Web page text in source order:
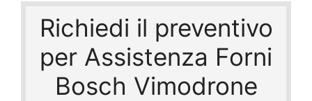
Richiedi il preventivo
per Assistenza Forni
Bosch Vimodrone